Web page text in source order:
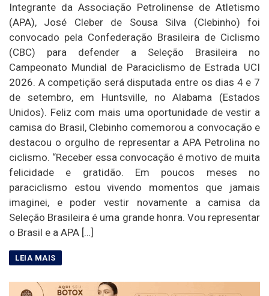
Integrante da Associação Petrolinense de Atletismo
(APA), José Cleber de Sousa Silva (Clebinho) foi
convocado pela Confederação Brasileira de Ciclismo
(CBC) para defender a Seleção Brasileira no
Campeonato Mundial de Paraciclismo de Estrada UCI
2026. A competição será disputada entre os dias 4 e 7
de setembro, em Huntsville, no Alabama (Estados
Unidos). Feliz com mais uma oportunidade de vestir a
camisa do Brasil, Clebinho comemorou a convocação e
destacou o orgulho de representar a APA Petrolina no
ciclismo. “Receber essa convocação é motivo de muita
felicidade e gratidão. Em poucos meses no
paraciclismo estou vivendo momentos que jamais
imaginei, e poder vestir novamente a camisa da
Seleção Brasileira é uma grande honra. Vou representar
o Brasil e a APA […]